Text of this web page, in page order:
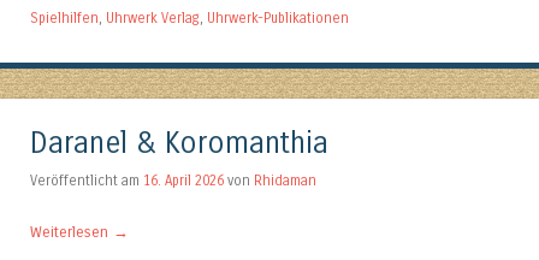
Spielhilfen, Uhrwerk Verlag, Uhrwerk-Publikationen
Daranel & Koromanthia
Veröffentlicht am 16. April 2026 von Rhidaman
Weiterlesen →